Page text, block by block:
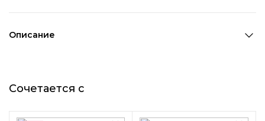
Ширина 1:12,5 см
Описание
защитят глаза вашего ребенка, но и подчеркнут его
Сочетается с